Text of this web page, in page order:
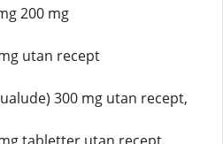
200 mg
utan recept
300 mg utan recept,